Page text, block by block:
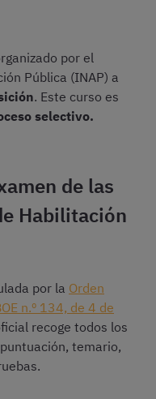
por el
Pública (INAP) a
. Este curso es
selectivo.
de las
Habilitación
por la Orden
n.º 134, de 4 de
recoge todos los
temario,